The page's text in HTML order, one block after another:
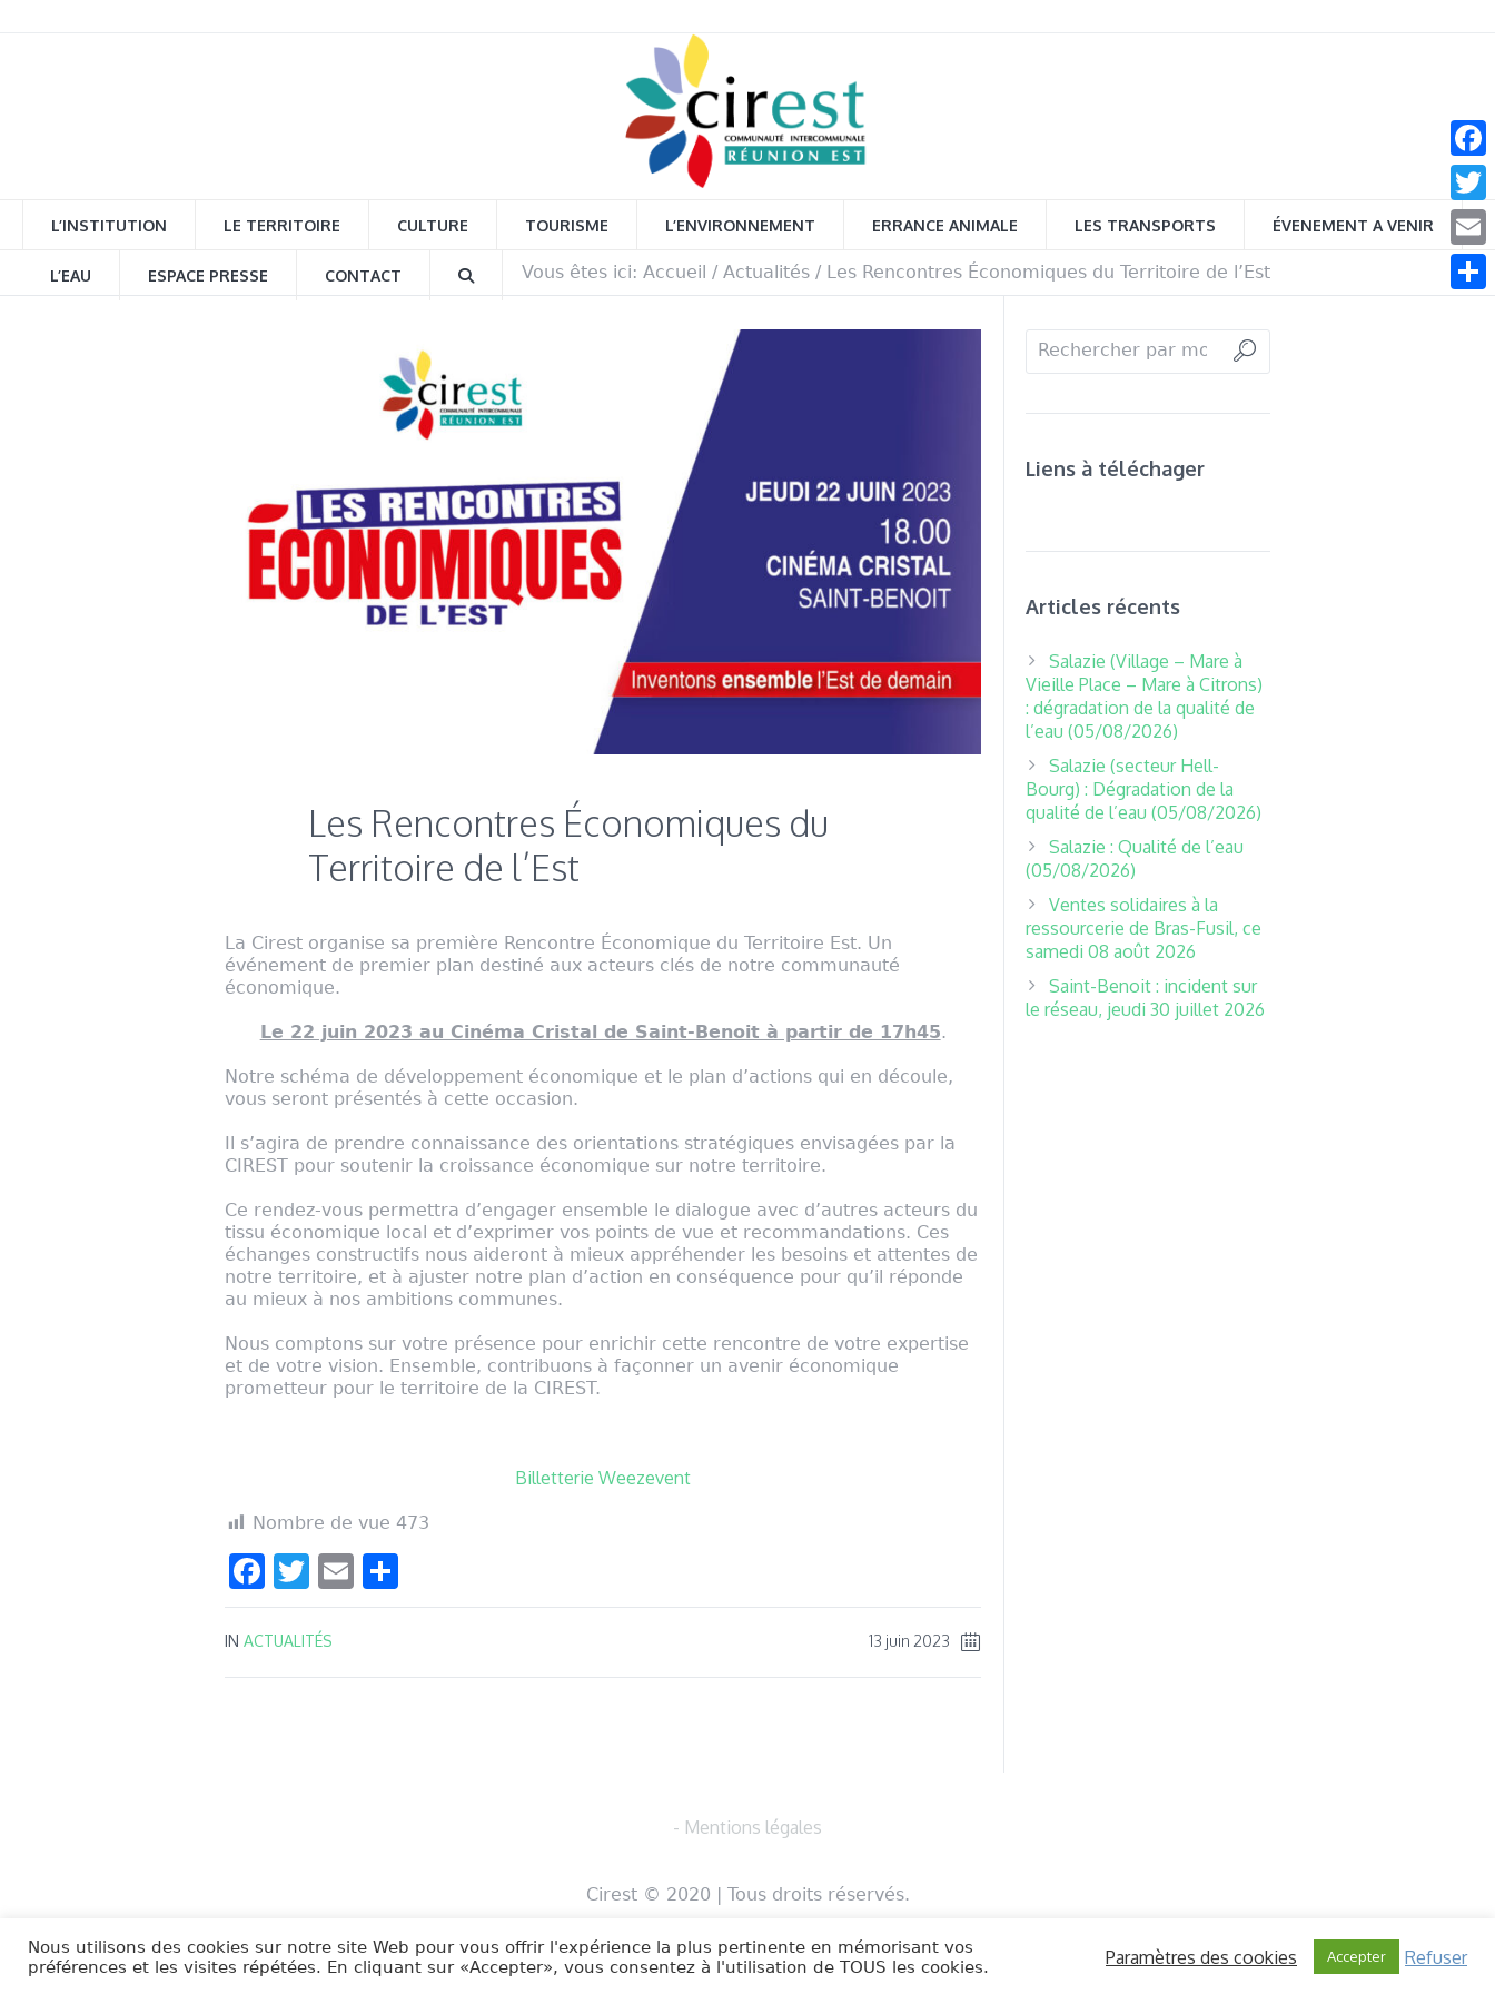
L’INSTITUTION LE TERRITOIRE CULTURE TOURISME L’ENVIRONNEMENT ERRANCE ANIMALE LES TRANSPORTS ÉVENEMENT A VENIR
L’EAU ESPACE PRESSE CONTACT Vous êtes ici: Accueil / Actualités / Les Rencontres Économiques du Territoire de l’Est
Les Rencontres Économiques du
Territoire de l’Est
La Cirest organise sa première Rencontre Économique du Territoire Est. Un
événement de premier plan destiné aux acteurs clés de notre communauté
économique.
Le 22 juin 2023 au Cinéma Cristal de Saint-Benoit à partir de 17h45.
Notre schéma de développement économique et le plan d’actions qui en découle,
vous seront présentés à cette occasion.
Il s’agira de prendre connaissance des orientations stratégiques envisagées par la
CIREST pour soutenir la croissance économique sur notre territoire.
Ce rendez-vous permettra d’engager ensemble le dialogue avec d’autres acteurs du
tissu économique local et d’exprimer vos points de vue et recommandations. Ces
échanges constructifs nous aideront à mieux appréhender les besoins et attentes de
notre territoire, et à ajuster notre plan d’action en conséquence pour qu’il réponde
au mieux à nos ambitions communes.
Nous comptons sur votre présence pour enrichir cette rencontre de votre expertise
et de votre vision. Ensemble, contribuons à façonner un avenir économique
prometteur pour le territoire de la CIREST.
Billetterie Weezevent
Nombre de vue 473
Facebook
Twitter
Email
13 juin 2023
IN ACTUALITÉS
Liens à téléchager
Articles récents
Salazie (Village – Mare à
Vieille Place – Mare à Citrons)
: dégradation de la qualité de
l’eau (05/08/2026)
Salazie (secteur Hell-
Bourg) : Dégradation de la
qualité de l’eau (05/08/2026)
Salazie : Qualité de l’eau
(05/08/2026)
Ventes solidaires à la
ressourcerie de Bras-Fusil, ce
samedi 08 août 2026
Saint-Benoit : incident sur
le réseau, jeudi 30 juillet 2026
- Mentions légales
Cirest © 2020 | Tous droits réservés.
Email
Nous utilisons des cookies sur notre site Web pour vous offrir l'expérience la plus pertinente en mémorisant vos
préférences et les visites répétées. En cliquant sur «Accepter», vous consentez à l'utilisation de TOUS les cookies.
Paramètres des cookies Accepter Refuser